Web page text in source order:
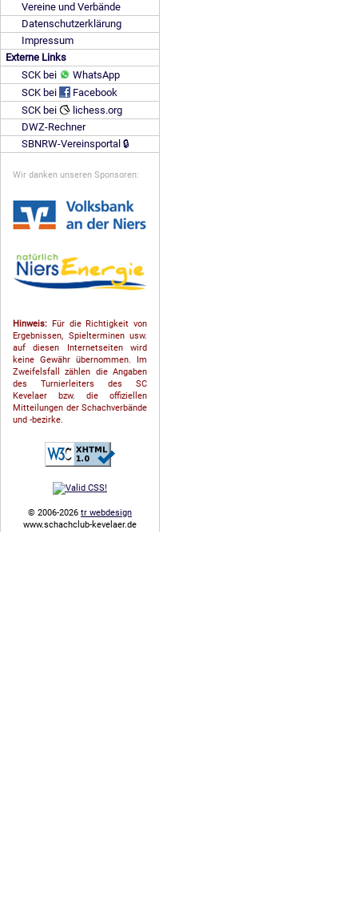
Vereine und Verbände
Datenschutzerklärung
Impressum
Externe Links
SCK bei
WhatsApp
SCK bei
Facebook
SCK bei
lichess.org
DWZ-Rechner
SBNRW-Vereinsportal 🔒
Wir danken unseren Sponsoren:
Hinweis: Für die Richtigkeit von
Ergebnissen, Spielterminen usw.
auf diesen Internetseiten wird
keine Gewähr übernommen. Im
Zweifelsfall zählen die Angaben
des Turnierleiters des SC
Kevelaer bzw. die offiziellen
Mitteilungen der Schach­ver­bände
und -bezirke.
© 2006-2026 tr webdesign
www.schachclub-kevelaer.de